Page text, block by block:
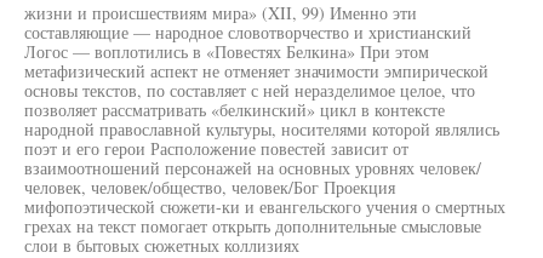
жизни и происшествиям мира» (XII, 99) Именно эти
составляющие — народное словотворчество и христианский
Логос — воплотились в «Повестях Белкина» При этом
метафизический аспект не отменяет значимости эмпирической
основы текстов, по составляет с ней неразделимое целое, что
позволяет рассматривать «белкинский» цикл в контексте
народной православной культуры, носителями которой являлись
поэт и его герои Расположение повестей зависит от
взаимоотношений персонажей на основных уровнях человек/
человек, человек/общество, человек/Бог Проекция
мифопоэтической сюжети-ки и евангельского учения о смертных
грехах на текст помогает открыть дополнительные смысловые
слои в бытовых сюжетных коллизиях